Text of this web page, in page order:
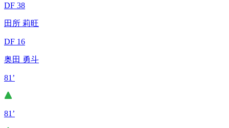
DF 38
田所 莉旺
DF 16
奥田 勇斗
81’
81’